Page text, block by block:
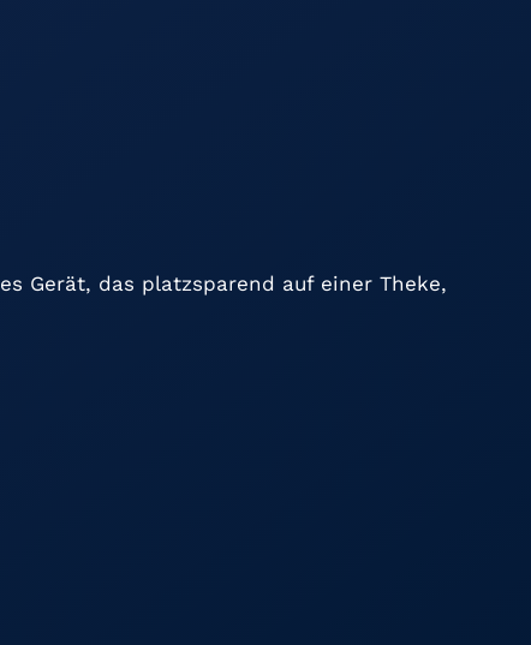
Gerät, das platzsparend auf einer Theke,